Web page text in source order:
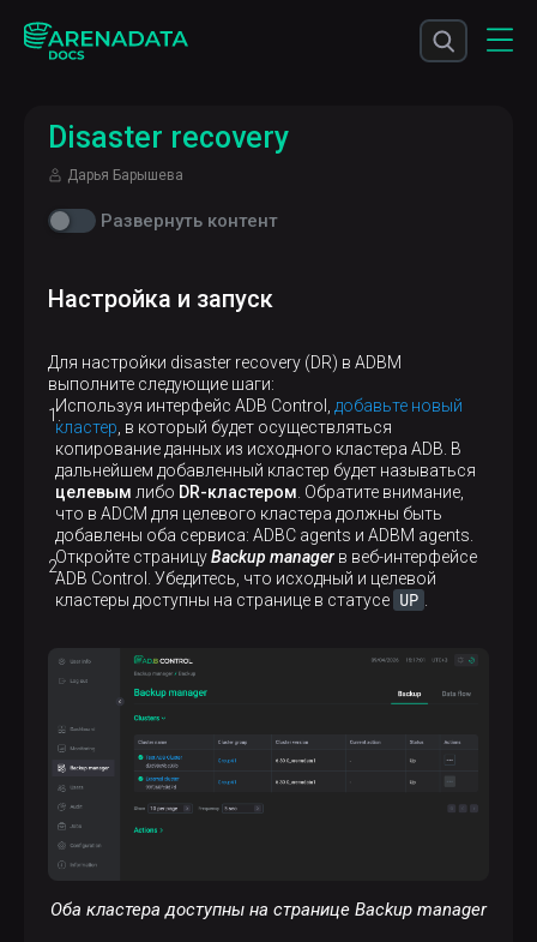
Disaster recovery
Дарья Барышева
Развернуть контент
Настройка и запуск
Для настройки disaster recovery (DR) в ADBM
выполните следующие шаги:
Используя интерфейс ADB Control, добавьте новый
кластер , в который будет осуществляться
копирование данных из исходного кластера ADB. В
дальнейшем добавленный кластер будет называться
целевым либо DR-кластером . Обратите внимание,
что в ADCM для целевого кластера должны быть
добавлены оба сервиса: ADBC agents и ADBM agents.
Откройте страницуBackup manager в веб-интерфейсе
ADB Control. Убедитесь, что исходный и целевой
кластеры доступны на странице в статусе UP
Оба кластера доступны на странице Backup manager